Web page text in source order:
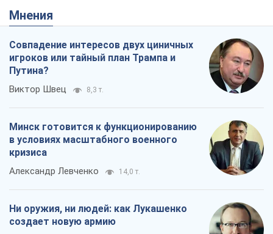
Мнения
Совпадение интересов двух циничных
игроков или тайный план Трампа и
Путина?
Виктор Швец 8,3 т.
Минск готовится к функционированию
в условиях масштабного военного
кризиса
Александр Левченко 14,0 т.
Ни оружия, ни людей: как Лукашенко
создает новую армию